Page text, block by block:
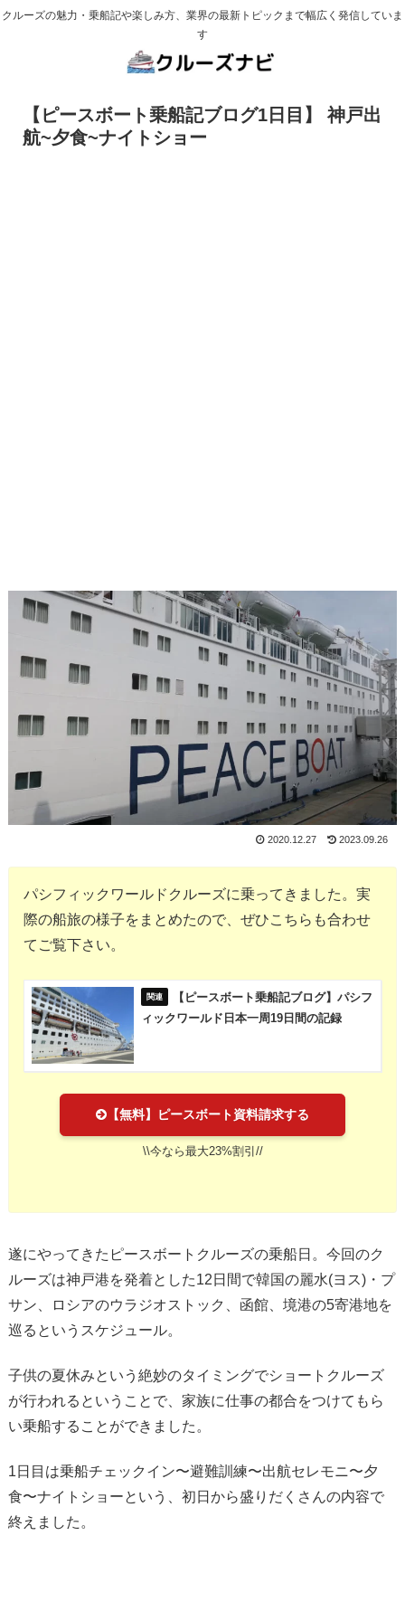
クルーズの魅力・乗船記や楽しみ方、業界の最新トピックまで幅広く発信していま
す
【ピースボート乗船記ブログ1日目】 神戸出
航~夕食~ナイトショー
2020.12.27 2023.09.26
パシフィックワールドクルーズに乗ってきました。実
際の船旅の様子をまとめたので、ぜひこちらも合わせ
てご覧下さい。
【ピースボート乗船記ブログ】パシフ
ィックワールド日本一周19日間の記録
【無料】ピースボート資料請求する
\\今なら最大23%割引//
遂にやってきたピースボートクルーズの乗船日。今回のク
ルーズは神戸港を発着とした12日間で韓国の麗水(ヨス)・プ
サン、ロシアのウラジオストック、函館、境港の5寄港地を
巡るというスケジュール。
子供の夏休みという絶妙のタイミングでショートクルーズ
が行われるということで、家族に仕事の都合をつけてもら
い乗船することができました。
1日目は乗船チェックイン〜避難訓練〜出航セレモニ〜夕
食〜ナイトショーという、初日から盛りだくさんの内容で
終えました。